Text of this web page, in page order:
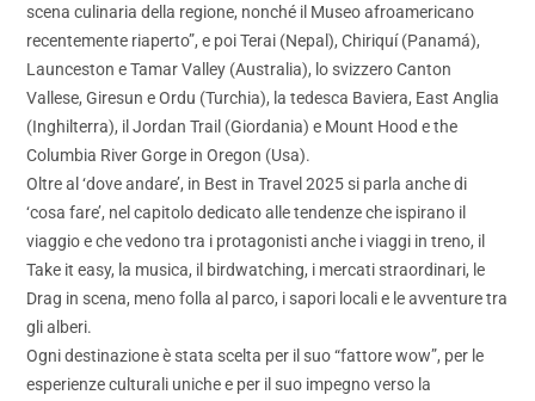
scena culinaria della regione, nonché il Museo afroamericano
recentemente riaperto”, e poi Terai (Nepal), Chiriquí (Panamá),
Launceston e Tamar Valley (Australia), lo svizzero Canton
Vallese, Giresun e Ordu (Turchia), la tedesca Baviera, East Anglia
(Inghilterra), il Jordan Trail (Giordania) e Mount Hood e the
Columbia River Gorge in Oregon (Usa).
Oltre al ‘dove andare’, in Best in Travel 2025 si parla anche di
‘cosa fare’, nel capitolo dedicato alle tendenze che ispirano il
viaggio e che vedono tra i protagonisti anche i viaggi in treno, il
Take it easy, la musica, il birdwatching, i mercati straordinari, le
Drag in scena, meno folla al parco, i sapori locali e le avventure tra
gli alberi.
Ogni destinazione è stata scelta per il suo “fattore wow”, per le
esperienze culturali uniche e per il suo impegno verso la